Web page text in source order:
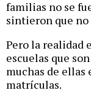
familias no se
sintieron que
Pero la realidad
escuelas que
muchas de ellas
matrículas.